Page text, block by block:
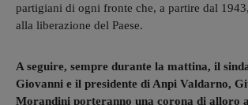
partigiani di ogni fronte che, a partire dal
alla liberazione del Paese.
A seguire, sempre durante la mattina, il
Giovanni e il presidente di Anpi Valdarno,
Morandini porteranno una corona di alloro